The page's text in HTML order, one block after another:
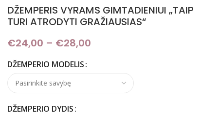
DŽEMPERIS VYRAMS GIMTADIENIUI „TAIP
TURI ATRODYTI GRAŽIAUSIAS“
€24,00 – €28,00
DŽEMPERIO MODELIS
DŽEMPERIO DYDIS